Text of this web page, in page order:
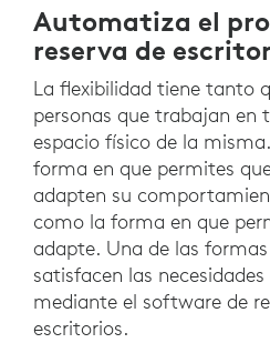
Automatiza el
reserva de
La flexibilidad tiene tanto
personas que trabajan en
espacio físico de la
forma en que permites
adapten su
como la forma en que
adapte. Una de las
satisfacen las
mediante el software de
escritorios.